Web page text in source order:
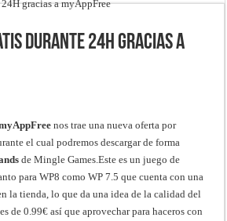
durante 24H gracias a
nos trae una nueva oferta por
el cual podremos descargar de forma
de Mingle Games.Este es un juego de
para WP8 como WP 7.5 que cuenta con una
la tienda, lo que da una idea de la calidad del
de 0.99€ así que aprovechar para haceros con